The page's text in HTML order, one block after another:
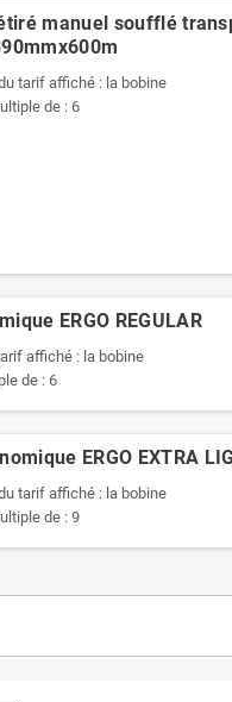
manuel soufflé
tarif affiché : la bobine
de : 6
ERGO REGULAR
affiché : la bobine
de : 6
ERGO EXTRA
tarif affiché : la bobine
de : 9